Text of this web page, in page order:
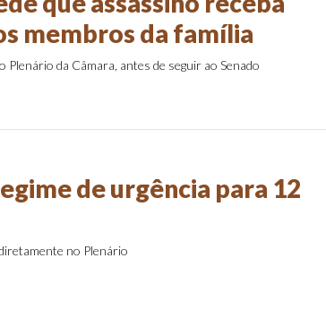
membros da família
da Câmara, antes de seguir ao Senado
de urgência para 12
no Plenário